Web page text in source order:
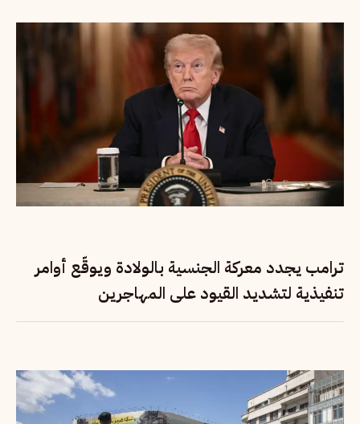
ترامب يجدد معركة الجنسية بالولادة ويوقّع أوامر
تنفيذية لتشديد القيود على المهاجرين